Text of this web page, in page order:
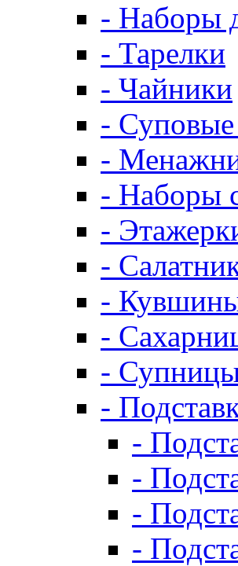
- Наборы
- Тарелки
- Чайники
-
-
- Наборы
-
-
-
-
-
-
-
-
-
-